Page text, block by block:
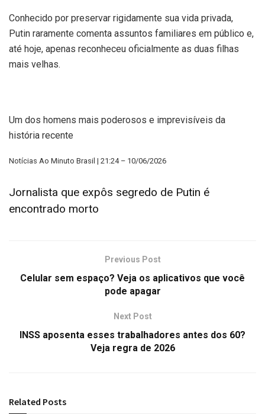
Conhecido por preservar rigidamente sua vida privada,
Putin raramente comenta assuntos familiares em público e,
até hoje, apenas reconheceu oficialmente as duas filhas
mais velhas.
Um dos homens mais poderosos e imprevisíveis da
história recente
Notícias Ao Minuto Brasil | 21:24 – 10/06/2026
Jornalista que expôs segredo de Putin é
encontrado morto
Previous Post
Celular sem espaço? Veja os aplicativos que você
pode apagar
Next Post
INSS aposenta esses trabalhadores antes dos 60?
Veja regra de 2026
Related Posts